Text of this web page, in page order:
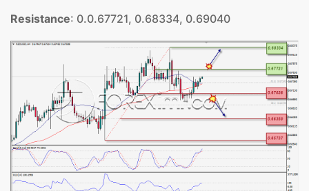
Resistance: 0.0.67721, 0.68334, 0.69040